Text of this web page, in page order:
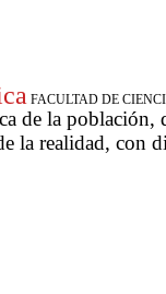
FACULTAD DE
de la
la realidad, con